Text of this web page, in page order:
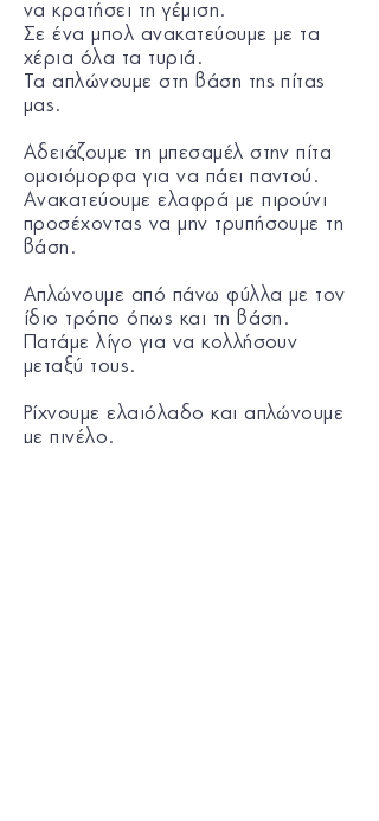
να κρατήσει τη γέμιση.
Σε ένα μπολ ανακατεύουμε με τα
χέρια όλα τα τυριά.
Τα απλώνουμε στη βάση της πίτας
μας.
Αδειάζουμε τη μπεσαμέλ στην πίτα
ομοιόμορφα για να πάει παντού.
Ανακατεύουμε ελαφρά με πιρούνι
προσέχοντας να μην τρυπήσουμε τη
βάση.
Απλώνουμε από πάνω φύλλα με τον
ίδιο τρόπο όπως και τη βάση.
Πατάμε λίγο για να κολλήσουν
μεταξύ τους.
Ρίχνουμε ελαιόλαδο και απλώνουμε
με πινέλο.